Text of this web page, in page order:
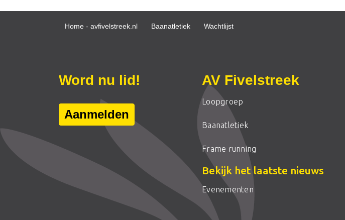
Home - avfivelstreek.nl Baanatletiek Wachtlijst
Word nu lid!
Aanmelden
AV Fivelstreek
Loopgroep
Baanatletiek
Frame running
Bekijk het laatste nieuws
Evenementen